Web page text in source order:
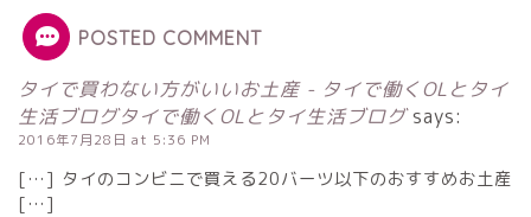
POSTED COMMENT
タイで買わない方がいいお土産 - タイで働くOLとタイ
生活ブログタイで働くOLとタイ生活ブログ says:
2016年7月28日 at 5:36 PM
[…] タイのコンビニで買える20バーツ以下のおすすめお土産
[…]